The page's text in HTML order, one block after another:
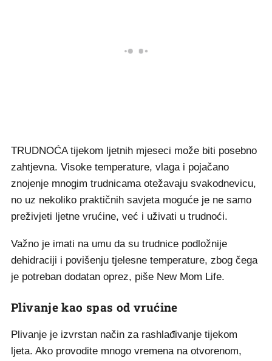
TRUDNOĆA tijekom ljetnih mjeseci može biti posebno
zahtjevna. Visoke temperature, vlaga i pojačano
znojenje mnogim trudnicama otežavaju svakodnevicu,
no uz nekoliko praktičnih savjeta moguće je ne samo
preživjeti ljetne vrućine, već i uživati u trudnoći.
Važno je imati na umu da su trudnice podložnije
dehidraciji i povišenju tjelesne temperature, zbog čega
je potreban dodatan oprez, piše New Mom Life.
Plivanje kao spas od vrućine
Plivanje je izvrstan način za rashlađivanje tijekom
ljeta. Ako provodite mnogo vremena na otvorenom,